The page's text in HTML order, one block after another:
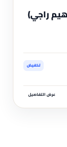
تخفيض
عرض التفاصيل